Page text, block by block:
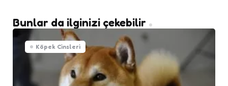
Bunlar da ilginizi çekebilir
Köpek Cinsleri